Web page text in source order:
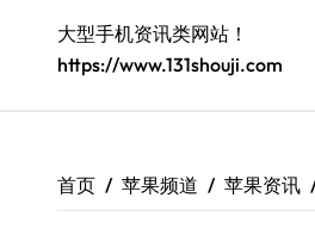
数码小白惊了
数码小白福音
数码小白福音
数码小白速看
大型手机资讯类网站！
https://www.131shouji.com
首页 苹果频道 苹果资讯